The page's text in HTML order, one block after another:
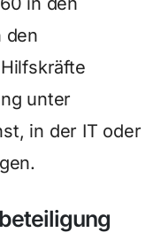
den
unter
in der IT oder